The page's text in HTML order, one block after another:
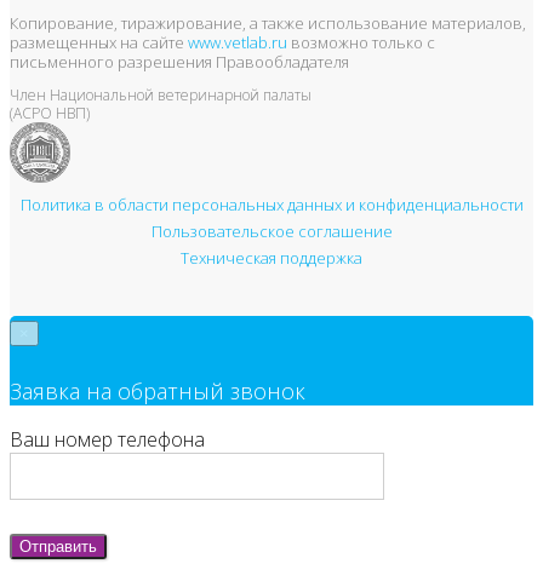
Копирование, тиражирование, а также использование материалов,
размещенных на сайте www.vetlab.ru возможно только с
письменного разрешения Правообладателя
Член Национальной ветеринарной палаты
(АСРО НВП)
Политика в области персональных данных и конфиденциальности
Пользовательское соглашение
Техническая поддержка
Заявка на обратный звонок
Ваш номер телефона
Отправить